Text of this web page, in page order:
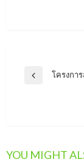
แนะแนว
Previousโครงกา
YOU MIGHT